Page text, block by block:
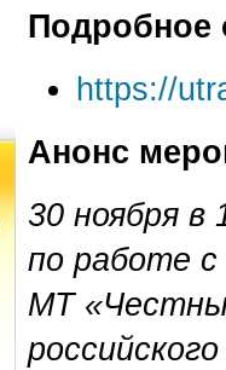
Подробное
https://
Анонс
30 ноября в
по работе
МТ